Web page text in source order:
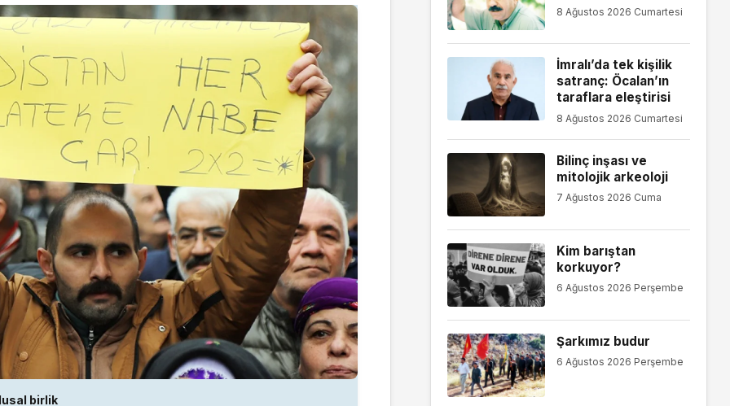
birlik
8 Ağustos 2026 Cumartesi
İmralı’da tek kişilik
satranç: Öcalan’ın
taraflara eleştirisi
8 Ağustos 2026 Cumartesi
Bilinç inşası ve
mitolojik arkeoloji
7 Ağustos 2026 Cuma
Kim barıştan
korkuyor?
6 Ağustos 2026 Perşembe
Şarkımız budur
6 Ağustos 2026 Perşembe